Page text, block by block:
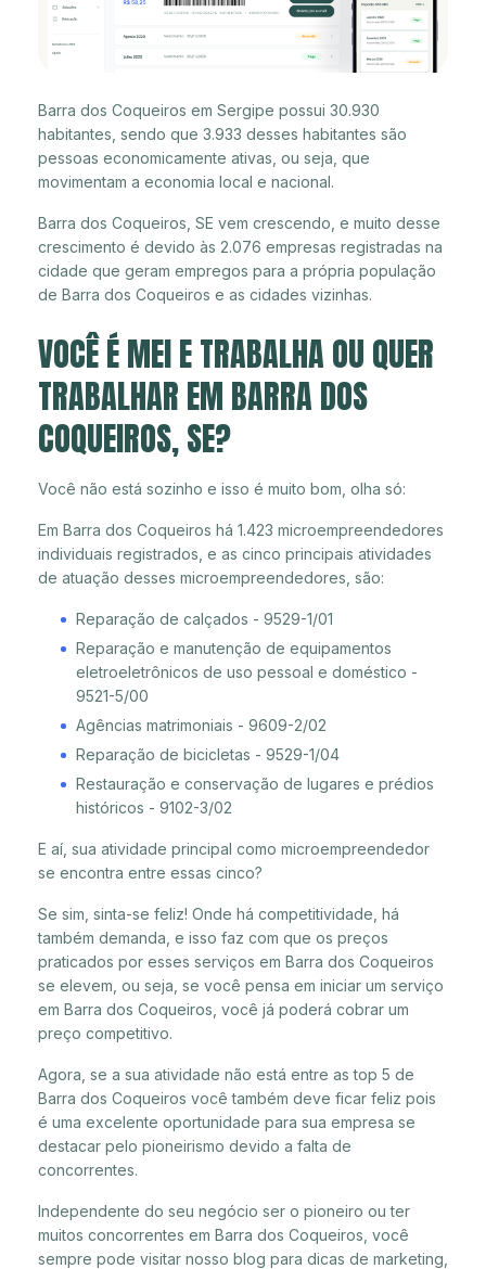
Barra dos Coqueiros em Sergipe possui 30.930
habitantes, sendo que 3.933 desses habitantes são
pessoas economicamente ativas, ou seja, que
movimentam a economia local e nacional.
Barra dos Coqueiros, SE vem crescendo, e muito desse
crescimento é devido às 2.076 empresas registradas na
cidade que geram empregos para a própria população
de Barra dos Coqueiros e as cidades vizinhas.
VOCÊ É MEI E TRABALHA OU QUER
TRABALHAR EM BARRA DOS
COQUEIROS, SE?
Você não está sozinho e isso é muito bom, olha só:
Em Barra dos Coqueiros há 1.423 microempreendedores
individuais registrados, e as cinco principais atividades
de atuação desses microempreendedores, são:
Reparação de calçados - 9529-1/01
Reparação e manutenção de equipamentos
eletroeletrônicos de uso pessoal e doméstico -
9521-5/00
Agências matrimoniais - 9609-2/02
Reparação de bicicletas - 9529-1/04
Restauração e conservação de lugares e prédios
históricos - 9102-3/02
E aí, sua atividade principal como microempreendedor
se encontra entre essas cinco?
Se sim, sinta-se feliz! Onde há competitividade, há
também demanda, e isso faz com que os preços
praticados por esses serviços em Barra dos Coqueiros
se elevem, ou seja, se você pensa em iniciar um serviço
em Barra dos Coqueiros, você já poderá cobrar um
preço competitivo.
Agora, se a sua atividade não está entre as top 5 de
Barra dos Coqueiros você também deve ficar feliz pois
é uma excelente oportunidade para sua empresa se
destacar pelo pioneirismo devido a falta de
concorrentes.
Independente do seu negócio ser o pioneiro ou ter
muitos concorrentes em Barra dos Coqueiros, você
sempre pode visitar nosso blog para dicas de marketing,